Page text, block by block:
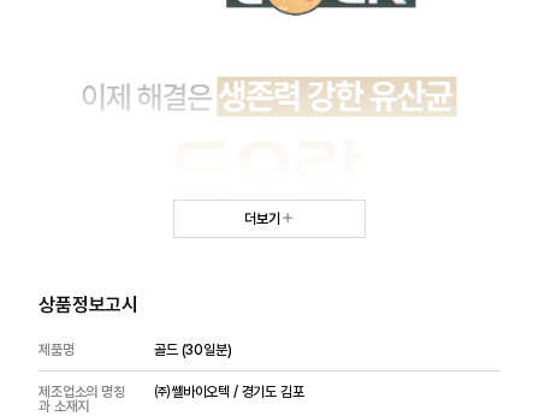
더보기
상품정보고시
제품명 골드 (30일분)
제조업소의 명칭
과 소재지
㈜쎌바이오텍 / 경기도 김포